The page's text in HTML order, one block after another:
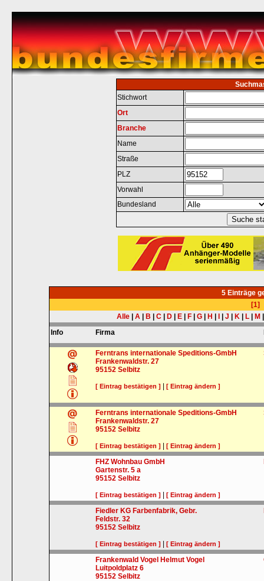
Stichwort
Ort
Branche
Name
Straße
PLZ
Vorwahl
Bundesland
5 Einträge
[1]
Alle
A B C D E F G H J K L M
Info
Firma
Ferntrans internationale Speditions-GmbH
Frankenwaldstr. 27
95152 Selbitz
[ Eintrag bestätigen ] |[ Eintrag ändern ]
Ferntrans internationale Speditions-GmbH
Frankenwaldstr. 27
95152 Selbitz
[ Eintrag bestätigen ] |[ Eintrag ändern ]
FHZ Wohnbau GmbH
Gartenstr. 5 a
95152 Selbitz
[ Eintrag bestätigen ] |[ Eintrag ändern ]
Fiedler KG Farbenfabrik, Gebr.
Feldstr. 32
95152 Selbitz
[ Eintrag bestätigen ] |[ Eintrag ändern ]
Frankenwald Vogel Helmut Vogel
Luitpoldplatz 6
95152 Selbitz